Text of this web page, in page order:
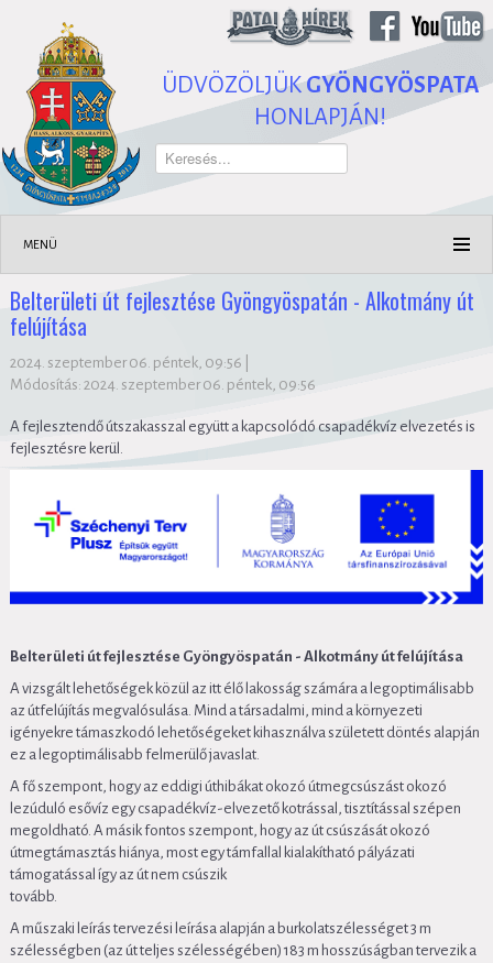
ÜDVÖZÖLJÜKGYÖNGYÖSPATA
HONLAPJÁN!
Keresés...
MENÜ
Belterületi út fejlesztése Gyöngyöspatán - Alkotmány út
felújítása
2024. szeptember 06. péntek, 09:56
Módosítás: 2024. szeptember 06. péntek, 09:56
A fejlesztendő útszakasszal együtt a kapcsolódó csapadékvíz elvezetés is
fejlesztésre kerül.
Belterületi út fejlesztése Gyöngyöspatán - Alkotmány út felújítása
A vizsgált lehetőségek közül az itt élő lakosság számára a legoptimálisabb
az útfelújítás megvalósulása. Mind a társadalmi, mind a környezeti
igényekre támaszkodó lehetőségeket kihasználva született döntés alapján
ez a legoptimálisabb felmerülő javaslat.
A fő szempont, hogy az eddigi úthibákat okozó útmegcsúszást okozó
lezúduló esővíz egy csapadékvíz-elvezető kotrással, tisztítással szépen
megoldható. A másik fontos szempont, hogy az út csúszását okozó
útmegtámasztás hiánya, most egy támfallal kialakítható pályázati
támogatással így az út nem csúszik
tovább.
A műszaki leírás tervezési leírása alapján a burkolatszélességet 3 m
szélességben (az út teljes szélességében) 183 m hosszúságban tervezik a